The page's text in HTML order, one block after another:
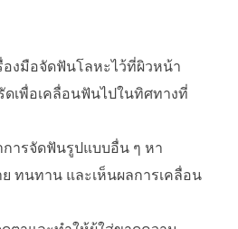
องมือจัดฟันโลหะไว้ที่ผิวหน้า
ดเพื่อเคลื่อนฟันไปในทิศทางที่
ารจัดฟันรูปแบบอื่น ๆ หา
ทนทาน และเห็นผลการเคลื่อน